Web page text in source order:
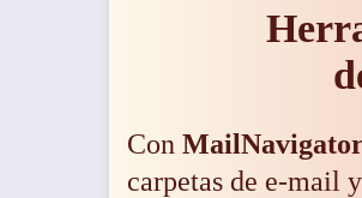
Con
carpetas de e-mail